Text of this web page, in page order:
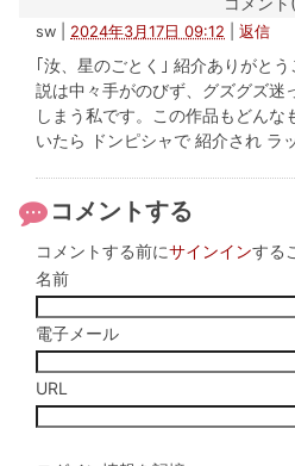
sw 2024年3月17日 09:12 返信
｢汝、星のごとく｣ 紹介ありがと
説は中々手がのびず、グズグズ迷
しまう私です。この作品もどん
いたら ドンピシャで 紹介され ラ
コメントする
コメントする前にサインインする
名前
電子メール
URL